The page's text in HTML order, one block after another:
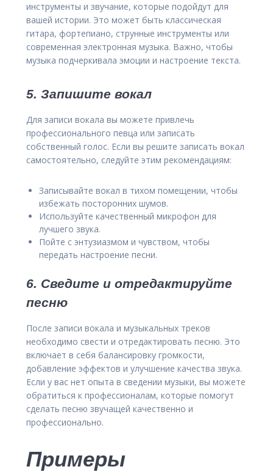
инструменты и звучание, которые подойдут для
вашей истории. Это может быть классическая
гитара, фортепиано, струнные инструменты или
современная электронная музыка. Важно, чтобы
музыка подчеркивала эмоции и настроение текста.
5. Запишите вокал
Для записи вокала вы можете привлечь
профессионального певца или записать
собственный голос. Если вы решите записать вокал
самостоятельно, следуйте этим рекомендациям:
Записывайте вокал в тихом помещении, чтобы
избежать посторонних шумов.
Используйте качественный микрофон для
лучшего звука.
Пойте с энтузиазмом и чувством, чтобы
передать настроение песни.
6. Сведите и отредактируйте
песню
После записи вокала и музыкальных треков
необходимо свести и отредактировать песню. Это
включает в себя балансировку громкости,
добавление эффектов и улучшение качества звука.
Если у вас нет опыта в сведении музыки, вы можете
обратиться к профессионалам, которые помогут
сделать песню звучащей качественно и
профессионально.
Примеры